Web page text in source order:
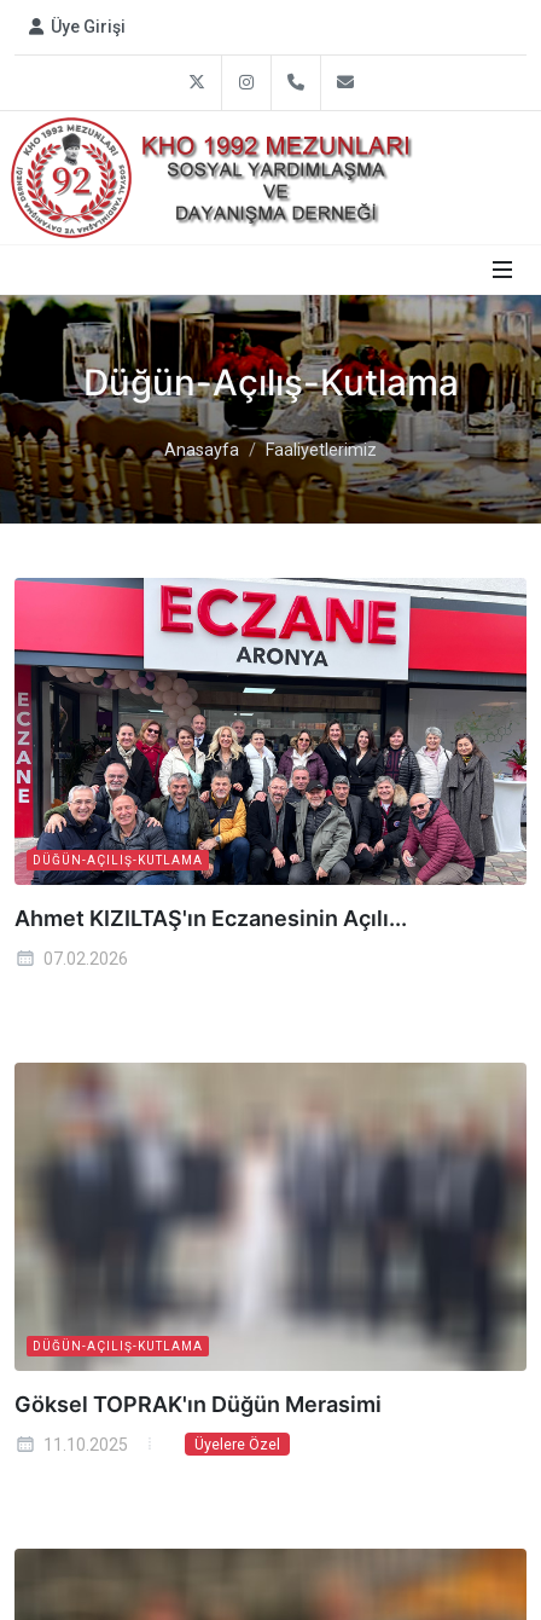
Üye Girişi
Twitter Instagram0312 809 1792
Düğün-Açılış-Kutlama
Anasayfa Faaliyetlerimiz
DÜĞÜN-AÇILIŞ-KUTLAMA
Ahmet KIZILTAŞ'ın Eczanesinin Açılı...
07.02.2026
DÜĞÜN-AÇILIŞ-KUTLAMA
Göksel TOPRAK'ın Düğün Merasimi
11.10.2025 Üyelere Özel